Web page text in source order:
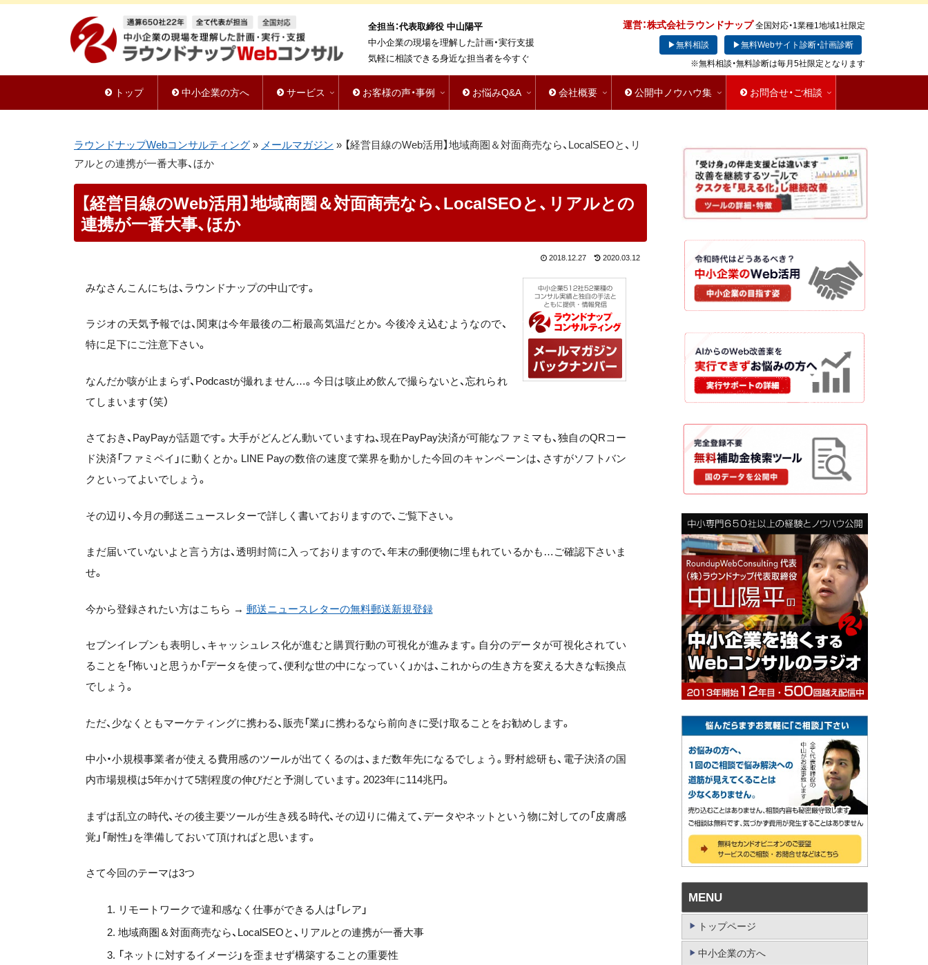
全担当：代表取締役 中山陽平
中小企業の現場を理解した計画・実行支援
気軽に相談できる身近な担当者を今すぐ
運営：株式会社ラウンドナップ 全国対応・1業種1地域1社限定
▶無料相談
▶無料Webサイト診断・計画診断
※無料相談・無料診断は毎月5社限定となります
トップ 中小企業の方へ サービス お客様の声・事例 お悩みQ&A 会社概要 公開中ノウハウ集 お問合せ・ご相談
ラウンドナップWebコンサルティング » メールマガジン » 【経営目線のWeb活用】地域商圏＆対面商売なら、LocalSEOと、リ
アルとの連携が一番大事、ほか
【経営目線のWeb活用】地域商圏＆対面商売なら、LocalSEOと、リアルとの
連携が一番大事、ほか
2018.12.27 2020.03.12
みなさんこんにちは、 ラウンドナップの中山です。
ラジオの天気予報では、関東は今年最後の二桁最高気温だとか。今後冷え込むようなので、
特に足下にご注意下さい。
なんだか咳が止まらず、Podcastが撮れません…。今日は咳止め飲んで撮らないと、忘れられ
てしまいます（笑）
さておき、PayPayが話題です。大手がどんどん動いていますね、現在PayPay決済が可能なファミマも、独自のQRコー
ド決済「ファミペイ」に動くとか。LINE Payの数倍の速度で業界を動かした今回のキャンペーンは、さすがソフトバン
クといってよいでしょう。
その辺り、今月の郵送ニュースレターで詳しく書いておりますので、ご覧下さい。
まだ届いていないよと言う方は、透明封筒に入っておりますので、年末の郵便物に埋もれているかも…ご確認下さいま
せ。
今から登録されたい方はこちら → 郵送ニュースレターの無料郵送新規登録
セブンイレブンも表明し、キャッシュレス化が進むと購買行動の可視化が進みます。自分のデータが可視化されてい
ることを「怖い」と思うか「データを使って、便利な世の中になっていく」かは、これからの生き方を変える大きな転換点
でしょう。
ただ、少なくともマーケティングに携わる、販売「業」に携わるなら前向きに受け取ることをお勧めします。
中小・小規模事業者が使える費用感のツールが出てくるのは、まだ数年先になるでしょう。野村総研も、電子決済の国
内市場規模は5年かけて5割程度の伸びだと予測しています。2023年に114兆円。
まずは乱立の時代、その後主要ツールが生き残る時代、その辺りに備えて、データやネットという物に対しての「皮膚感
覚」「耐性」を準備しておいて頂ければと思います。
さて今回のテーマは3つ
リモートワークで違和感なく仕事ができる人は「レア」
地域商圏＆対面商売なら、LocalSEOと、リアルとの連携が一番大事
「ネットに対するイメージ」を歪ませず構築することの重要性
MENU
トップページ
中小企業の方へ